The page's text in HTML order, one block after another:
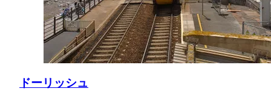
ドーリッシュ